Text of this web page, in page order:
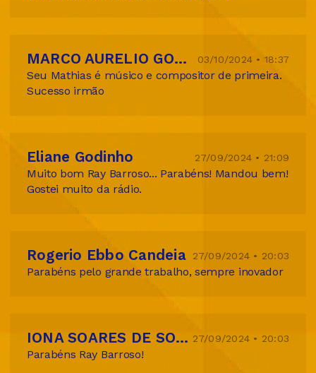
MARCO AURELIO GODINHO BARROSO 03/10/2024 • 18:37
Seu Mathias é músico e compositor de primeira.
Sucesso irmão
Eliane Godinho 27/09/2024 • 21:09
Muito bom Ray Barroso... Parabéns! Mandou bem!
Gostei muito da rádio.
Rogerio Ebbo Candeia 27/09/2024 • 20:03
Parabéns pelo grande trabalho, sempre inovador
IONA SOARES DE SOUZA 27/09/2024 • 20:03
Parabéns Ray Barroso!